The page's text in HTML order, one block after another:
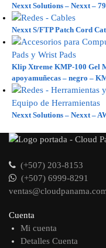
Nexxt Solutions – Nexxt –
Nexxt S/FTP Patch Cord
Klip Xtreme KMP-100 Gel
apoyamuñecas – negro –
Nexxt Solutions – Nexxt –
(+507) 203-8153
(+507) 6999-8291
Cuenta
Mi cuenta
Detalles Cuenta